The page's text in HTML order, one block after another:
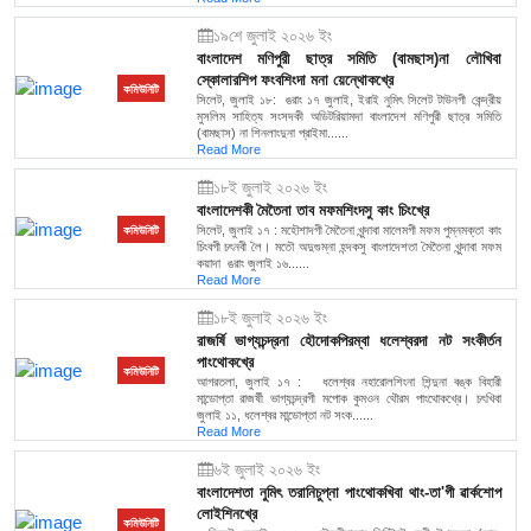
কমিউনিটি
১৯শে জুলাই ২০২৬ ইং
বাংলাদেশ মণিপুরী ছাত্র সমিতি (বামছাস)না লৌখিবা
স্কোলারশিপ ফংবশিংদা মনা য়েন্থোকখ্রে
সিলেট, জুলাই ১৮: ঙরাং ১৭ জুলাই, ইরাই নুমিৎ সিলেট টাউনগী কেন্দ্রীয়
মুসলিম সাহিত্য সংসদকী অডিটরিয়ামদা বাংলাদেশ মণিপুরী ছাত্র সমিতি
(বামছাস) না শিনলাংদুনা প্রাইমা......
Read More
কমিউনিটি
১৮ই জুলাই ২০২৬ ইং
বাংলাদেশকী মৈতৈনা তাব মফমশিংদসু কাং চিংখ্রে
সিলেট, জুলাই ১৭ : মহৌশাদগী মৈতৈনা খুন্দাবা মালেমগী মফম পুম্নমক্তা কাং
চিংবগী চৎনবী লৈ। মতৌ অদুগুম্না হন্দকসু বাংলাদেশতা মৈতৈনা খুন্দাবা মফম
কয়াদা ঙরাং জুলাই ১৬......
Read More
কমিউনিটি
১৮ই জুলাই ২০২৬ ইং
রাজর্ষি ভাগ্যচন্দ্রনা হৌদোকপিরম্বা ধলেশ্বরদা নট সংকীর্তন
পাংথোকখ্রে
আগরতলা, জুলাই ১৭ : ধলেশ্বর নহারোলশিংনা শিন্দুনা বঙ্ক বিহারী
মান্ডোপ্তা রাজর্ষী ভাগ্যচন্দ্রগী মপোক কুমওন থৌরম পাংথোকখ্রে। চৎখিবা
জুলাই ১১, ধলেশ্বর মান্ডোপ্তা নট সংক......
Read More
কমিউনিটি
৬ই জুলাই ২০২৬ ইং
বাংলাদেশতা নুমিৎ তরানিচুপ্না পাংথোকখিবা থাং-তা'গী ৱার্কশোপ
লোইশিনখ্রে